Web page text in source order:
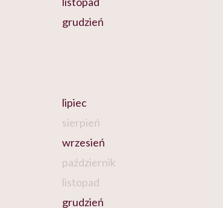
grudzień
lipiec
sierpień
wrzesień
październik
listopad
grudzień